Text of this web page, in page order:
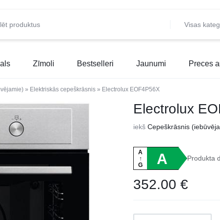
Visas
Zīmoli Bestselleri Jaunumi Preces
» Elektriskās cepeškrāsnis » Electrolux EOF4P56X
Electrolux
iekšCepeškrāsnis
A
↑
G
A Produkta
352.00€